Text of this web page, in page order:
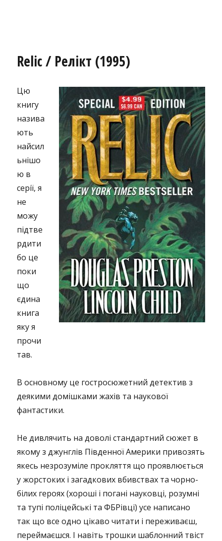
Relic / Релікт (1995)
Цю
книгу
назива
ють
найсил
ьнішо
ю в
серії, я
не
можу
підтве
рдити
бо це
поки
що
єдина
книга
яку я
прочи
тав.
В основному це гостросюжетний детектив з
деякими домішками жахів та наукової
фантастики.
Не дивлячить на доволі стандартний сюжет в
якому з джунглів Південної Америки привозять
якесь незрозуміле прокляття що проявлюється
у жорстоких і загадкових вбивствах та чорно-
білих героях (хороші і погані науковці, розумні
та тупі поліцейські та ФБРівці) усе написано
так що все одно цікаво читати і переживаєш,
переймаєшся. І навіть трошки шаблонний твіст